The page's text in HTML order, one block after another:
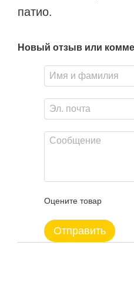
патио.
Новый отзыв или
Оцените товар
Отправить